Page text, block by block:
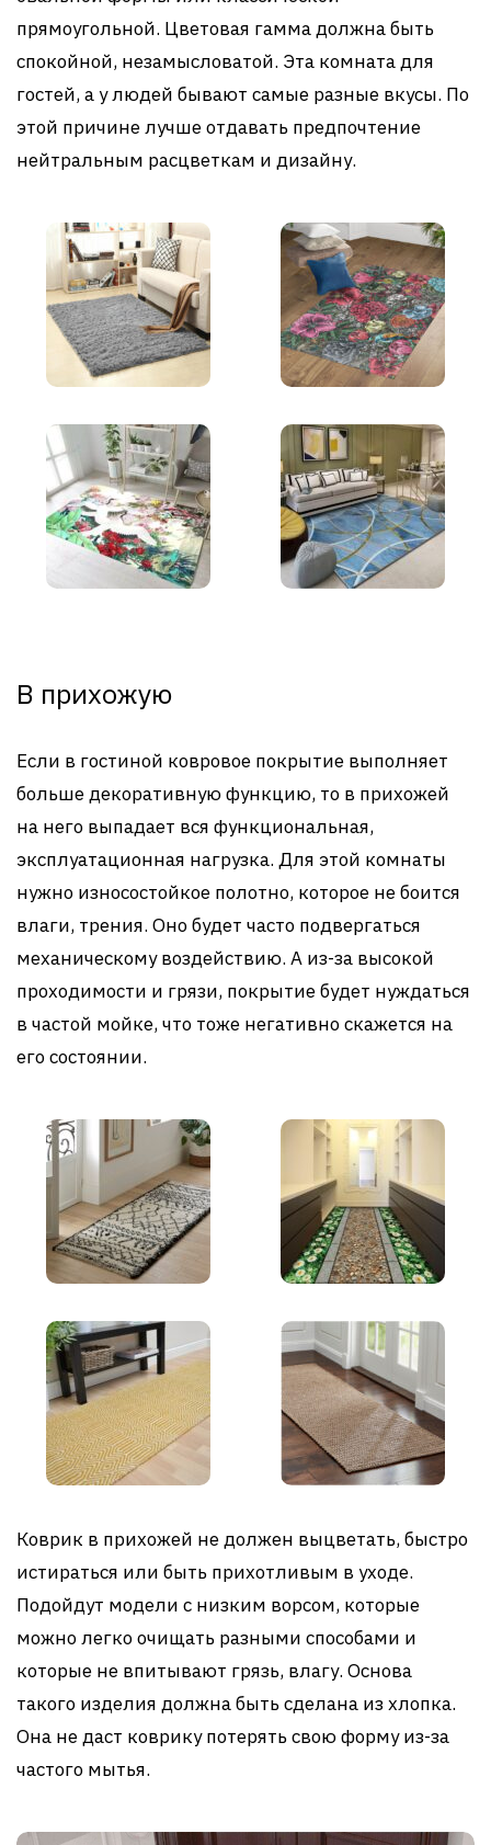
прямоугольной. Цветовая гамма должна быть
спокойной, незамысловатой. Эта комната для
гостей, а у людей бывают самые разные вкусы. По
этой причине лучше отдавать предпочтение
нейтральным расцветкам и дизайну.
В прихожую
Если в гостиной ковровое покрытие выполняет
больше декоративную функцию, то в прихожей
на него выпадает вся функциональная,
эксплуатационная нагрузка. Для этой комнаты
нужно износостойкое полотно, которое не боится
влаги, трения. Оно будет часто подвергаться
механическому воздействию. А из-за высокой
проходимости и грязи, покрытие будет нуждаться
в частой мойке, что тоже негативно скажется на
его состоянии.
Коврик в прихожей не должен выцветать, быстро
истираться или быть прихотливым в уходе.
Подойдут модели с низким ворсом, которые
можно легко очищать разными способами и
которые не впитывают грязь, влагу. Основа
такого изделия должна быть сделана из хлопка.
Она не даст коврику потерять свою форму из-за
частого мытья.